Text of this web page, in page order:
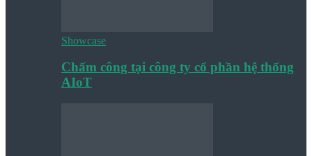
Showcase
Chấm công tại công ty cổ phần hệ thống
AIoT